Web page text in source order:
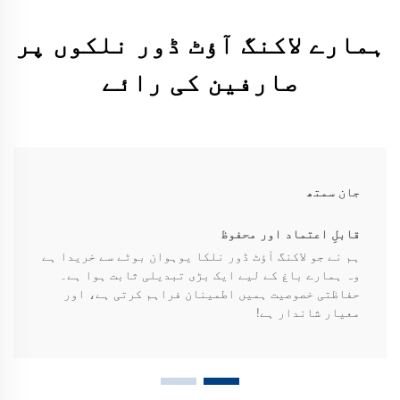
ہمارے لاکنگ آؤٹ ڈور نلکوں پر
صارفین کی رائے
جان سمتھ
قابلِ اعتماد اور محفوظ
ہم نے جو لاکنگ آؤٹ ڈور نلکا یوہوان بوٹے سے خریدا ہے
وہ ہمارے باغ کے لیے ایک بڑی تبدیلی ثابت ہوا ہے۔
حفاظتی خصوصیت ہمیں اطمینان فراہم کرتی ہے، اور
معیار شاندار ہے!